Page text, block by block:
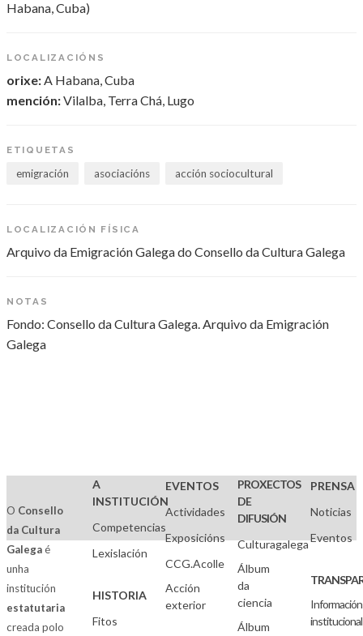
Habana, Cuba)
LOCALIZACIÓNS
orixe:A Habana, Cuba
mención:Vilalba, Terra Chá, Lugo
ETIQUETAS
emigración asociacións acción sociocultural
LOCALIZACIÓN FÍSICA
Arquivo da Emigración Galega do Consello da Cultura Galega
NOTAS
Fondo: Consello da Cultura Galega. Arquivo da Emigración
Galega
O Consello
da Cultura
Galegaé
unha
institución
estatutaria
creada polo
A
INSTITUCIÓN
Competencias
Lexislación
HISTORIA
Fitos
EVENTOS
Actividades
Exposicións
CCG.Acolle
Acción
exterior
PROXECTOS
DE
DIFUSIÓN
Culturagalega
Álbum
da
ciencia
Álbum
PRENSA
Noticias
Eventos
Información
institucional